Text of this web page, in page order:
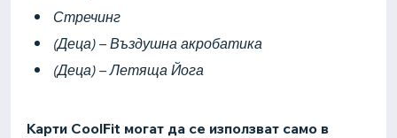
Стречинг
(Деца) – Въздушна акробатика
(Деца) – Летяща Йога
Карти CoolFit могат да се използват само в